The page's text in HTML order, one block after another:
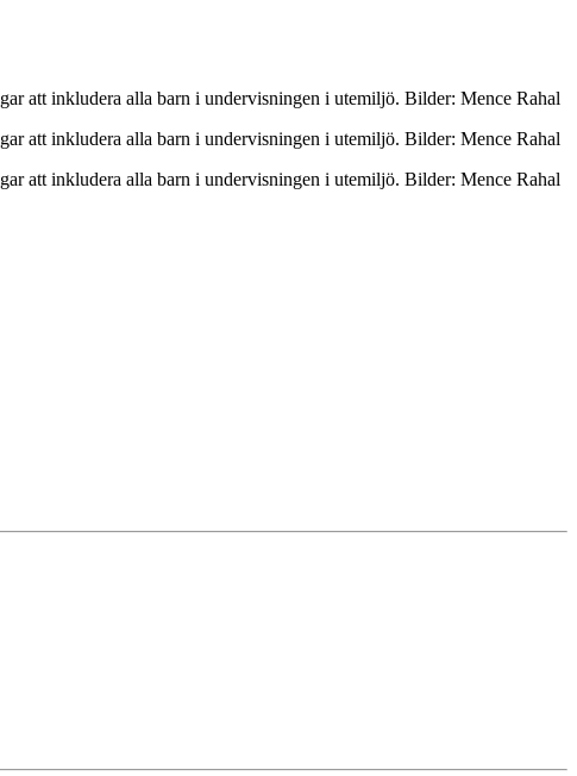
att inkludera alla barn i undervisningen i utemiljö. Bilder: Mence Rahal
att inkludera alla barn i undervisningen i utemiljö. Bilder: Mence Rahal
att inkludera alla barn i undervisningen i utemiljö. Bilder: Mence Rahal